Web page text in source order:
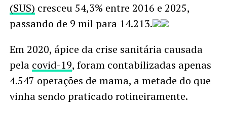
(SUS) cresceu 54,3% entre 2016 e 2025,
passando de 9 mil para 14.213.
Em 2020, ápice da crise sanitária causada
pela covid-19, foram contabilizadas apenas
4.547 operações de mama, a metade do que
vinha sendo praticado rotineiramente.